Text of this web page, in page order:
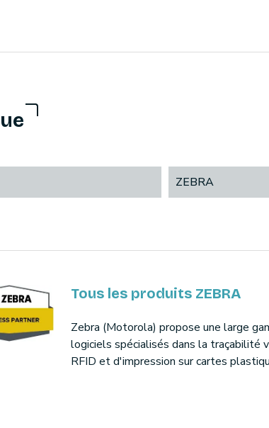
ZEBRA
Tous les produits ZEBRA
Zebra (Motorola) propose une large
logiciels spécialisés dans la traçabilité
RFID et d'impression sur cartes